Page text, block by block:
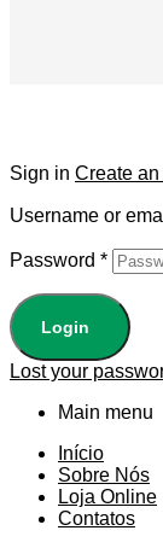
Sign in Create
Username or
Password *
Login
Lost your
Main menu
Início
Sobre Nós
Loja Online
Contatos